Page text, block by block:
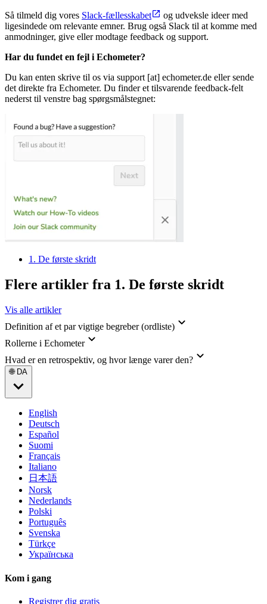
Så tilmeld dig vores Slack-fællesskabet
og udveksle ideer med
ligesindede om relevante emner. Brug også Slack til at komme med
anmodninger, give eller modtage feedback og support.
Har du fundet en fejl i Echometer?
Du kan enten skrive til os via support [at] echometer.de eller sende
det direkte fra Echometer. Du finder et tilsvarende feedback-felt
nederst til venstre bag spørgsmålstegnet:
1. De første skridt
Flere artikler fra 1. De første skridt
Vis alle artikler
Definition af et par vigtige begreber (ordliste)
Rollerne i Echometer
Hvad er en retrospektiv, og hvor længe varer den?
🌐 DA
English
Deutsch
Español
Suomi
Français
Italiano
日本語
Norsk
Nederlands
Polski
Português
Svenska
Türkçe
Українська
Kom i gang
Registrer dig gratis